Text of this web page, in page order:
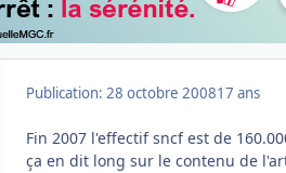
Publication: 28 octobre 200817 ans
Fin 2007 l'effectif sncf est de
ça en dit long sur le contenu de